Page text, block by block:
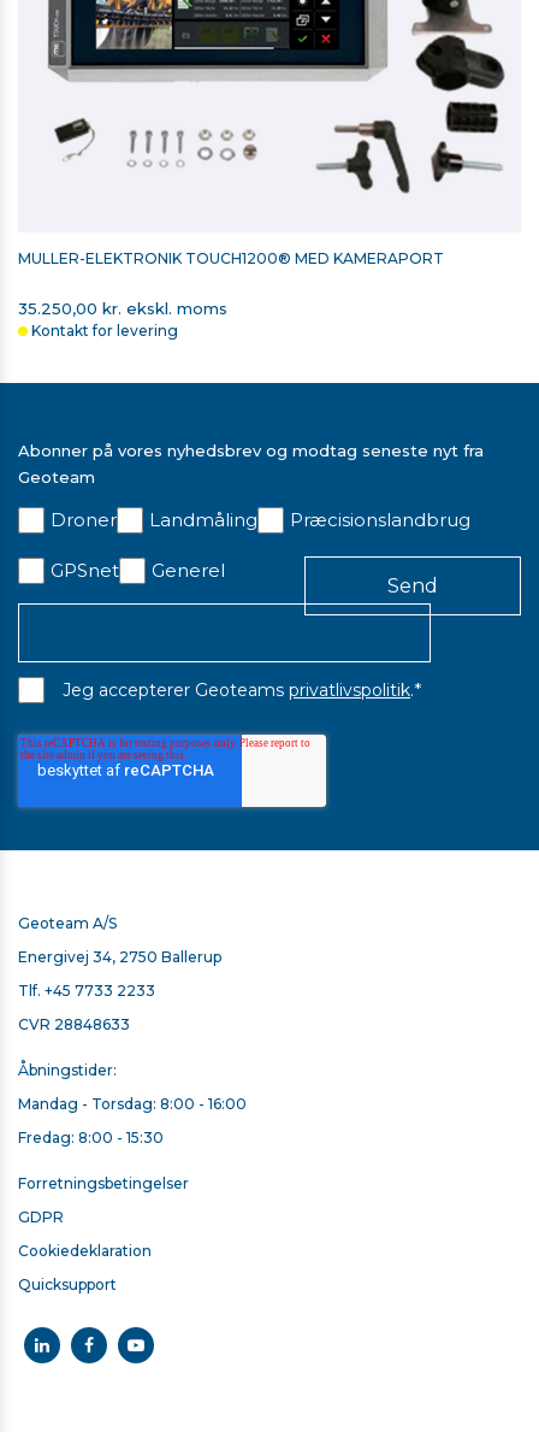
MÜLLER-ELEKTRONIK TOUCH1200® MED KAMERAPORT
35.250,00 kr. ekskl. moms
Kontakt for levering
Abonner på vores nyhedsbrev og modtag seneste nyt fra
Geoteam
Droner Landmåling Præcisionslandbrug
GPSnet Generel
Jeg accepterer Geoteams privatlivspolitik.*
Geoteam A/S
Energivej 34, 2750 Ballerup
Tlf. +45 7733 2233
CVR 28848633
Åbningstider:
Mandag - Torsdag: 8:00 - 16:00
Fredag: 8:00 - 15:30
Forretningsbetingelser
GDPR
Cookiedeklaration
Quicksupport